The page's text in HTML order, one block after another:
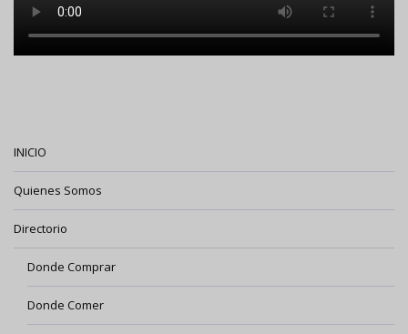
INICIO
Quienes Somos
Directorio
Donde Comprar
Donde Comer